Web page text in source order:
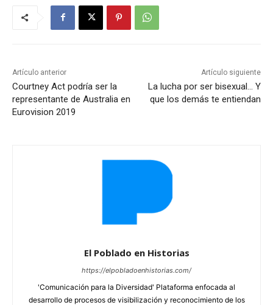
Artículo anterior
Courtney Act podría ser la
representante de Australia en
Eurovision 2019
Artículo siguiente
La lucha por ser bisexual… Y
que los demás te entiendan
El Poblado en Historias
https://elpobladoenhistorias.com/
'Comunicación para la Diversidad' Plataforma enfocada al
desarrollo de procesos de visibilización y reconocimiento de los